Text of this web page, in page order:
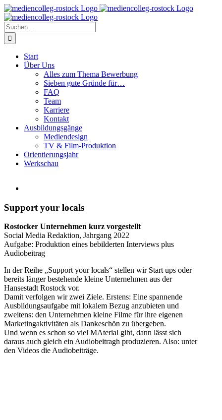
Zum
Inhalt
springen
Suche
nach:
Start
Über Uns
Alles zum Thema Bewerbung
Sieben gute Gründe für…
FAQ
Team
Karriere
Kontakt
Ausbildungsgänge
Mediendesign
TV & Film-Produktion
Orientierungsjahr
Werkschau
Support your locals
Rostocker Unternehmen kurz vorgestellt
Social Media Redaktion, Jahrgang 2022
Aufgabe: Produktion eines bebilderten Interviews plus
Audiobeitrag
In der Reihe „Support your locals“ stellen wir Start ups oder
bereits länger bestehende kleine Unternehmen aus der
Hansestadt Rostock vor.
Damit verfolgen wir zwei Ziele. Erstens: Eine spannende
Ausbildungsaufgabe mit lokalem Bezug anzubieten und
zweitens: den Unternehmen kleine Filme für ihre eigenen
Marketingaktivitäten als Dankeschön zu übergeben.
Und wenn es schon so viel MAterial gibt, dann lässt sich
daraus auch gleich ein Audiobeitragh produzieren. Also: unter
den Videos die Audiobeiträge.